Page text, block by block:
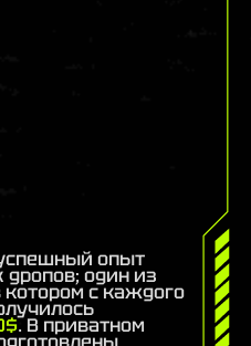
опыт
один из
с каждого
. В приватном